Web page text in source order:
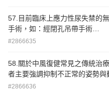
陰道超音波檢查，測量濾泡的大
(D)在月經結束後每天檢測尿液中
57.目前臨床上應力性尿失禁的
手術，如：經閉孔吊帶手術
（transobturator tape, TOT）或
TVT）等，是將吊帶（
tape）置放在尿道下方何位置？
#2866635
58.關於中風復健常見之傳統治
者主要強調抑制不正常的姿勢與
且誘發獨立的肌肉控制 （isolated muscle
#2866636